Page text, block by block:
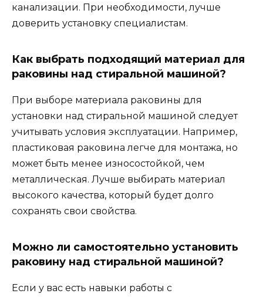
канализации. При необходимости, лучше
доверить установку специалистам.
Как выбрать подходящий материал для
раковины над стиральной машиной?
При выборе материала раковины для
установки над стиральной машиной следует
учитывать условия эксплуатации. Например,
пластиковая раковина легче для монтажа, но
может быть менее износостойкой, чем
металлическая. Лучше выбирать материал
высокого качества, который будет долго
сохранять свои свойства.
Можно ли самостоятельно установить
раковину над стиральной машиной?
Если у вас есть навыки работы с